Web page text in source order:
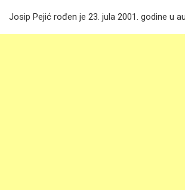
Josip Pejić rođen je 23. jula 2001. godine u